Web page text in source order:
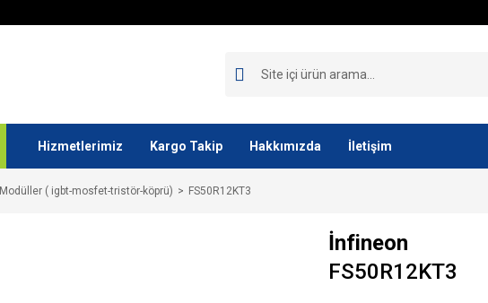
Hizmetlerimiz Kargo Takip Hakkımızda İletişim
Modüller ( igbt-mosfet-tristör-köprü) FS50R12KT3
İnfineon
FS50R12KT3